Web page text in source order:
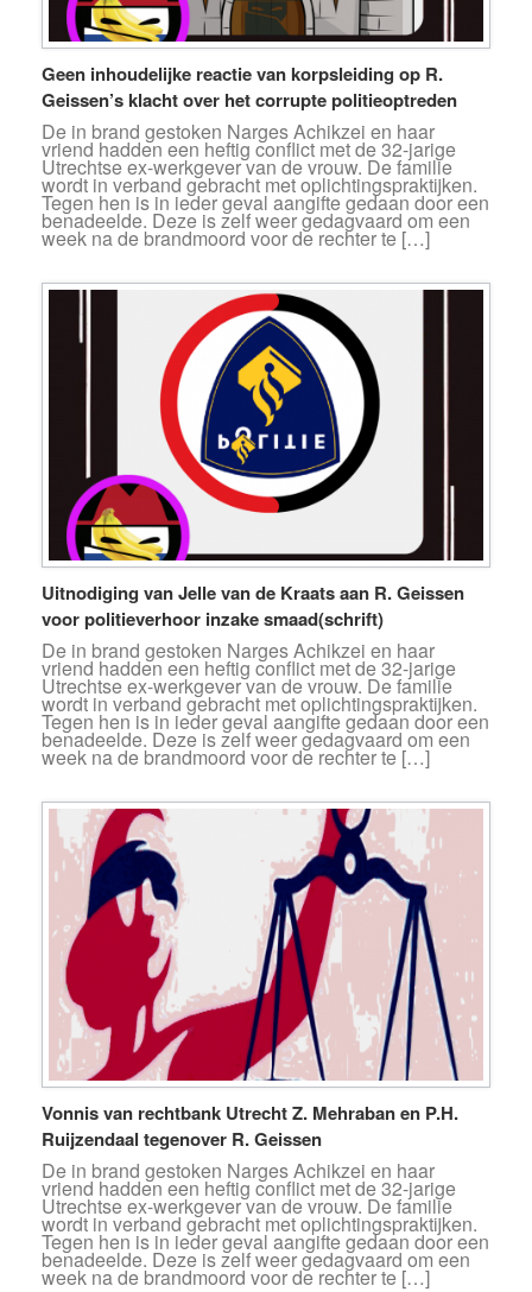
Geen inhoudelijke reactie van korpsleiding op R.
Geissen’s klacht over het corrupte politieoptreden
De in brand gestoken Narges Achikzei en haar
vriend hadden een heftig conflict met de 32-jarige
Utrechtse ex-werkgever van de vrouw. De familie
wordt in verband gebracht met oplichtingspraktijken.
Tegen hen is in ieder geval aangifte gedaan door een
benadeelde. Deze is zelf weer gedagvaard om een
week na de brandmoord voor de rechter te […]
Uitnodiging van Jelle van de Kraats aan R. Geissen
voor politieverhoor inzake smaad(schrift)
De in brand gestoken Narges Achikzei en haar
vriend hadden een heftig conflict met de 32-jarige
Utrechtse ex-werkgever van de vrouw. De familie
wordt in verband gebracht met oplichtingspraktijken.
Tegen hen is in ieder geval aangifte gedaan door een
benadeelde. Deze is zelf weer gedagvaard om een
week na de brandmoord voor de rechter te […]
Vonnis van rechtbank Utrecht Z. Mehraban en P.H.
Ruijzendaal tegenover R. Geissen
De in brand gestoken Narges Achikzei en haar
vriend hadden een heftig conflict met de 32-jarige
Utrechtse ex-werkgever van de vrouw. De familie
wordt in verband gebracht met oplichtingspraktijken.
Tegen hen is in ieder geval aangifte gedaan door een
benadeelde. Deze is zelf weer gedagvaard om een
week na de brandmoord voor de rechter te […]